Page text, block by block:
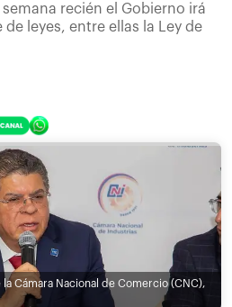
recién el Gobierno irá
leyes, entre ellas la Ley de
Cámara Nacional de Comercio (CNC),